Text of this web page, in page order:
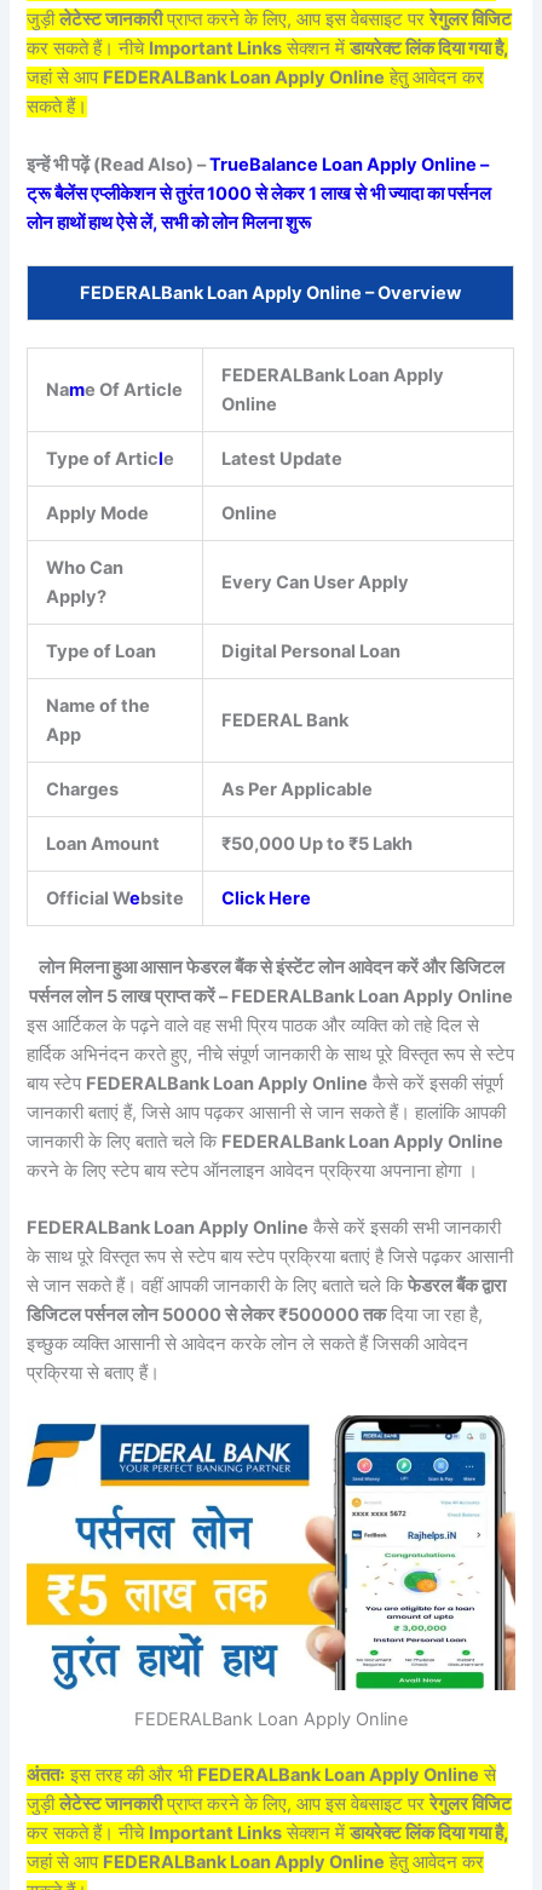
जुड़ीलेटेस्ट जानकारीप्राप्त करने के लिए, आप इस वेबसाइट पररेगुलर विजिट
कर सकते हैं। नीचे Important Links सेक्शन मेंडायरेक्ट लिंक दिया गया है,
जहां से आप FEDERALBank Loan Apply Online हेतु आवेदन कर
सकते हैं।
इन्हें भी पढ़ें (Read Also) –TrueBalance Loan Apply Online –
ट्रू बैलेंस एप्लीकेशन से तुरंत 1000 से लेकर 1 लाख से भी ज्यादा का पर्सनल
लोन हाथों हाथ ऐसे लें, सभी को लोन मिलना शुरू
FEDERALBank Loan Apply Online – Overview
Name Of Article
FEDERALBank Loan Apply
Online
Type of Article Latest Update
Apply Mode Online
Who Can
Apply?
Every Can User Apply
Type of Loan Digital Personal Loan
Name of the
App
FEDERAL Bank
Charges As Per Applicable
Loan Amount ₹50,000 Up to ₹5 Lakh
Official Website Click Here
लोन मिलना हुआ आसान फेडरल बैंक से इंस्टेंट लोन आवेदन करें और डिजिटल
पर्सनल लोन 5 लाख प्राप्त करें – FEDERALBank Loan Apply Online
इस आर्टिकल के पढ़ने वाले वह सभी प्रिय पाठक और व्यक्ति को तहे दिल से
हार्दिक अभिनंदन करते हुए, नीचे संपूर्ण जानकारी के साथ पूरे विस्तृत रूप से स्टेप
बाय स्टेप FEDERALBank Loan Apply Online कैसे करें इसकी संपूर्ण
जानकारी बताएं हैं, जिसे आप पढ़कर आसानी से जान सकते हैं। हालांकि आपकी
जानकारी के लिए बताते चले कि FEDERALBank Loan Apply Online
करने के लिए स्टेप बाय स्टेप ऑनलाइन आवेदन प्रक्रिया अपनाना होगा ।
FEDERALBank Loan Apply Online कैसे करें इसकी सभी जानकारी
के साथ पूरे विस्तृत रूप से स्टेप बाय स्टेप प्रक्रिया बताएं है जिसे पढ़कर आसानी
से जान सकते हैं। वहीं आपकी जानकारी के लिए बताते चले किफेडरल बैंक द्वारा
डिजिटल पर्सनल लोन 50000 से लेकर ₹500000 तकदिया जा रहा है,
इच्छुक व्यक्ति आसानी से आवेदन करके लोन ले सकते हैं जिसकी आवेदन
प्रक्रिया से बताए हैं।
FEDERALBank Loan Apply Online
अंततः इस तरह की और भी FEDERALBank Loan Apply Online से
जुड़ीलेटेस्ट जानकारीप्राप्त करने के लिए, आप इस वेबसाइट पररेगुलर विजिट
कर सकते हैं। नीचे Important Links सेक्शन मेंडायरेक्ट लिंक दिया गया है,
जहां से आप FEDERALBank Loan Apply Online हेतु आवेदन कर